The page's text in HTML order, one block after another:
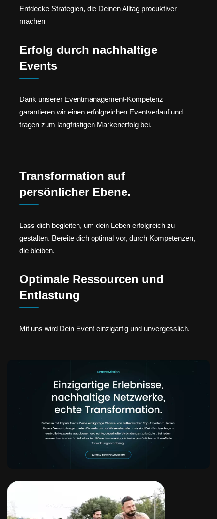
Entdecke Strategien, die Deinen Alltag produktiver
machen.
Erfolg durch nachhaltige
Events
Dank unserer Eventmanagement-Kompetenz
garantieren wir einen erfolgreichen Eventverlauf und
tragen zum langfristigen Markenerfolg bei.
Transformation auf
persönlicher Ebene.
Lass dich begleiten, um dein Leben erfolgreich zu
gestalten. Bereite dich optimal vor, durch Kompetenzen,
die bleiben.
Optimale Ressourcen und
Entlastung
Mit uns wird Dein Event einzigartig und unvergesslich.